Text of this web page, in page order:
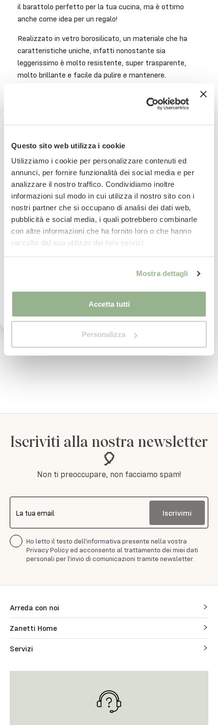
Questo sito web utilizza i cookie
Utilizziamo i cookie per personalizzare contenuti ed
annunci, per fornire funzionalità dei social media e per
analizzare il nostro traffico. Condividiamo inoltre
informazioni sul modo in cui utilizza il nostro sito con i
nostri partner che si occupano di analisi dei dati web,
pubblicità e social media, i quali potrebbero combinarle
con altre informazioni che ha fornito loro o che hanno
raccolto dal suo utilizzo dei loro servizi.
Mostra dettagli
Accetta tutti
Personalizza
il barattolo perfetto per la tua cucina, ma è ottimo
anche come idea per un regalo!
Realizzato in vetro borosilicato, un materiale che ha
caratteristiche uniche, infatti nonostante sia
leggerissimo è molto resistente, super trasparente,
molto brillante e facile da pulire e mantenere.
escluso): si consiglia una temperatura di lavaggio max
Consegnain 24/48 ore.
Per saperne di più
Pagain comode rate con
Per saperne di più
Iscriviti alla nostra newsletter
🎈
Non ti preoccupare, non facciamo spam!
La tua email Iscrivimi
Ho letto il testo dell'informativa presente nella vostra
Privacy Policy ed acconsento al trattamento dei miei dati
personali per l'invio di comunicazioni tramite newsletter.
Arreda con noi
Zanetti Home
Servizi
Ricevi uno sconto del 10% sul
tuo prossimo ordine
Iscriviti subito alla nostra newsletter
La tua email
Iscrivimi
vostra Privacy Policy ed acconsento al
comunicazioni tramite newsletter.